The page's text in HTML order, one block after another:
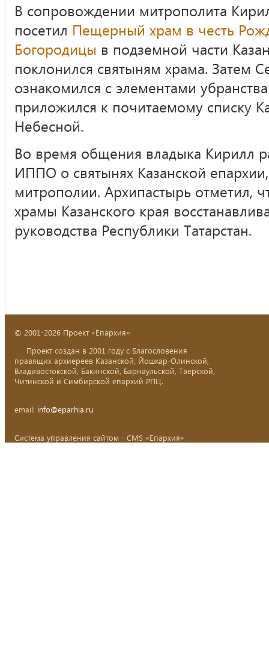
В сопровождении митрополита
посетил Пещерный храм в честь
Богородицы в подземной части
поклонился святыням храма. Затем
ознакомился с элементами
приложился к почитаемому списку
Небесной.
Во время общения владыка Кирилл
ИППО о святынях Казанской
митрополии. Архипастырь отметил,
храмы Казанского края
руководства Республики Татарстан.
© 2001-2026 Проект «Епархия»
Проект создан в 2001 году с Благословения
правящих архиереев Казанской, Йошкар-Олинской,
Владивостокской, Бакинской, Барнаульской, Тверской,
Читинской и Симбирской епархий РПЦ.
email: info@eparhia.ru
Система управления сайтом - CMS «Епархия»